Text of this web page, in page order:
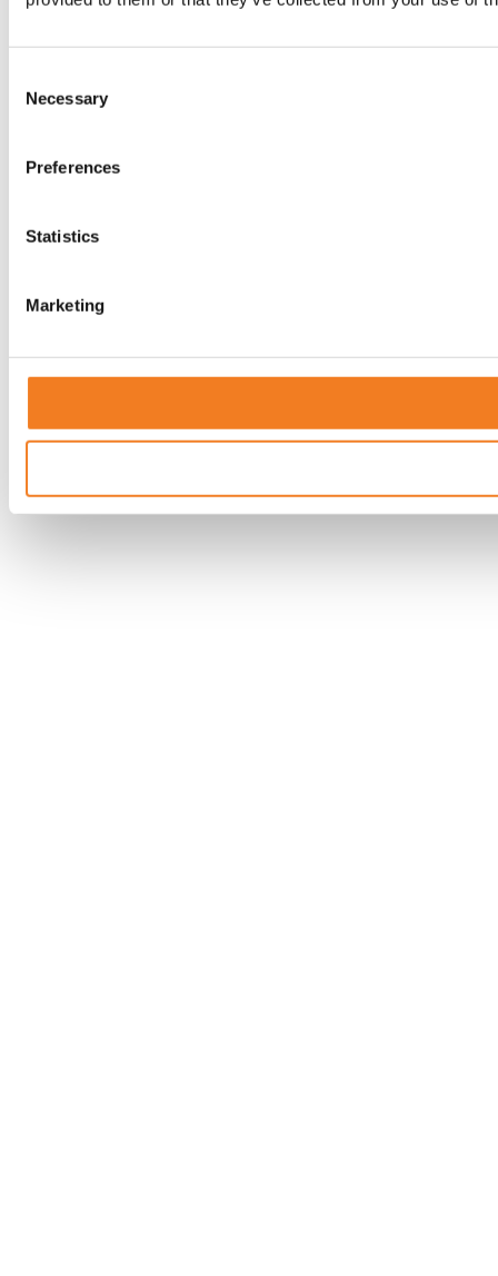
Selection
Necessary
Preferences
Statistics
Marketing